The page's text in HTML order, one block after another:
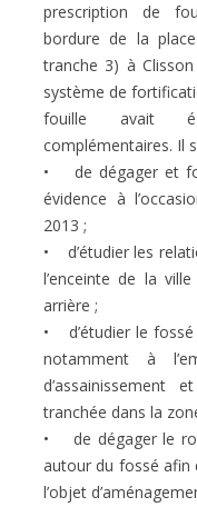
prescription de
bordure de la
tranche 3) à
système de
fouille avait
complémentaires. Il
• de dégager et
évidence à
2013 ;
• d’étudier les
l’enceinte de la
arrière ;
• d’étudier le
notamment à
tranchée dans la
• de dégager le
autour du fossé afin
l’objet